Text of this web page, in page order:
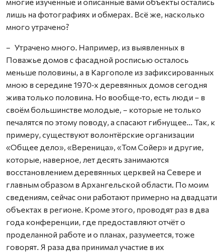
лишь на фотографиях и обмерах. Всё же, насколько
много утрачено?
– Утрачено много. Например, из выявленных в
Поважье домов с фасадной росписью осталось
меньше половины, а в Каргополе из зафиксированных
мною в середине 1970‑х деревянных домов сегодня
жива только половина. Но вообще‑то, есть люди – в
своём большинстве молодые, – которые не только
печалятся по этому поводу, а спасают гибнущее… Так, к
примеру, существуют волонтёрские организации
«Общее дело», «Вереница», «Том Сойер» и другие,
которые, наверное, лет десять занимаются
восстановлением деревянных церквей на Севере и
главным образом в Архангельской области. По моим
сведениям, сейчас они работают примерно на двадцати
объектах в регионе. Кроме этого, проводят раз в два
года конференции, где предоставляют отчёт о
проделанной работе и о планах, разумеется, тоже
говорят. Я раза два принимал участие в их